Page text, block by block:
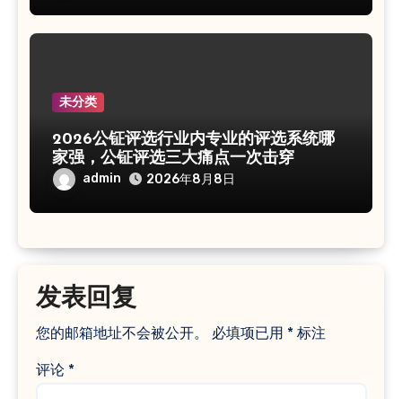
未分类
2026公钲评选行业内专业的评选系统哪
家强，公钲评选三大痛点一次击穿
admin 2026年8月8日
发表回复
您的邮箱地址不会被公开。 必填项已用 *标注
评论 *